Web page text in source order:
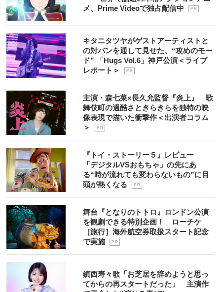
メ、Prime Videoで独占配信中
P R
キタニタツヤがゲストアーティストと
の対バンを通して見せた、“攻めのモー
ド” 「Hugs Vol.6」神戸公演＜ライブ
レポート＞
P R
主演・森七菜×長久允監督『炎上』 歌
舞伎町の過酷さときらきらを独特の映
像表現で描いた衝撃作＜出演者コラム
＞
P R
『トイ・ストーリー５』レビュー
「デジタルVSおもちゃ」の先にあ
る“時が流れても変わらないもの”に目
頭が熱くなる
P R
舞台『となりのトトロ』ロンドン公演
を観劇できる特別企画！ ローチケ
［旅行］海外航空券取扱スタート記念
で実施
P R
鎮西寿々歌「お芝居を辞めようと思っ
てからの再スタートだった」 主演作